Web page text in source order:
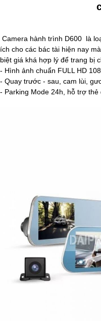
Camera hành trình D600 là
ích cho các bác tài hiện nay
biệt giá khá hợp lý để trang bị
- Hình ảnh chuẩn FULL HD
- Quay trước - sau, cam lùi,
- Parking Mode 24h, hỗ trợ thẻ